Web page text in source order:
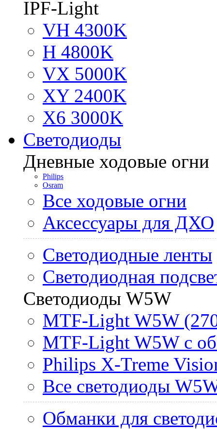
IPF-Light
VH 4300K
H 4800K
VX 5000K
XY 2400K
X6 3000K
Светодиоды
Дневные ходовые огни
Philips
Osram
Все ходовые огни
Аксессуары для ДХО
Светодиодные ленты
Светодиодная
Светодиоды W5W
MTF-Light W5W
MTF-Light W5W с
Philips X-Treme
Все светодиоды
Обманки для